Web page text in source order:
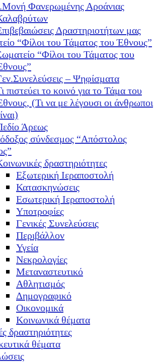
Φανερωμένης Αροάνιας
Δραστηριοτήτων μας
“Φίλοι του Τάματος του Έθνους”
“Φίλοι του Τάματος του
– Ψηφίσματα
πιστεύει το κοινό για το Τάμα του
(Τι να με λέγουσι οι άνθρωποι
Άρεως
σύνδεσμος “Απόστολος
δραστηριότητες
Εξωτερική Ιεραποστολή
Κατασκηνώσεις
Εσωτερική Ιεραποστολή
Υποτροφίες
Γενικές Συνελεύσεις
Περιβάλλον
Υγεία
Νεκρολογίες
Μεταναστευτικό
Αθλητισμός
Δημογραφικό
Οικονομικά
Κοινωνικά θέματα
δραστηριότητες
θέματα